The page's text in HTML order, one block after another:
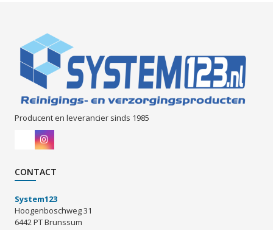
Producent en leverancier sinds 1985
CONTACT
System123
Hoogenboschweg 31
6442 PT Brunssum